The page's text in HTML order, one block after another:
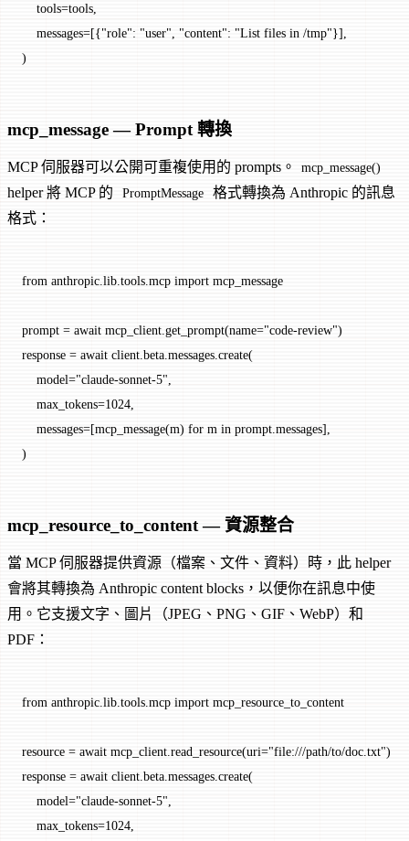
    tools
=tools,
    messages
=[{"role": "user", "content": "List files in /tmp"}],
)
mcp_message — Prompt 轉換
MCP 伺服器可以公開可重複使用的 prompts。 mcp_message()
helper 將 MCP 的 PromptMessage
格式轉換為 Anthropic 的訊息
格式：
from anthropic.lib.tools.mcp import mcp_message
prompt = await mcp_client.get_prompt(name="code-review")
response = await client.beta.messages.create(
    model
="claude-sonnet-5",
    max_tokens
=1024,
    messages
=[mcp_message(m) for m in prompt.messages],
)
mcp_resource_to_content — 資源整合
當 MCP 伺服器提供資源（檔案、文件、資料）時，此 helper
會將其轉換為 Anthropic content blocks，以便你在訊息中使
用。它支援文字、圖片（JPEG、PNG、GIF、WebP）和
PDF：
from anthropic.lib.tools.mcp import mcp_resource_to_content
resource = await mcp_client.read_resource(uri="file:///path/to/doc.txt")
response = await client.beta.messages.create(
    model
="claude-sonnet-5"
    max_tokens
=1024